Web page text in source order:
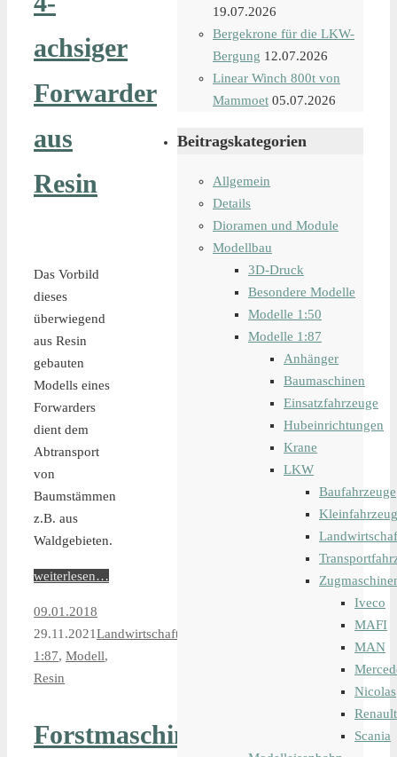
achsiger
Forwarder
aus
Resin
Das Vorbild
dieses
überwiegend
aus Resin
gebauten
Modells eines
Forwarders
dient dem
Abtransport
von
Baumstämmen
z.B. aus
Waldgebieten.
weiterlesen…
09.01.2018
29.11.2021Landwirtschaftliches
1:87, Modell,
Resin
Forstmaschinen-
19.07.2026
Bergekrone für die LKW-
Bergung 12.07.2026
Linear Winch 800t von
Mammoet 05.07.2026
Beitragskategorien
Allgemein
Details
Dioramen und Module
Modellbau
3D-Druck
Besondere Modelle
Modelle 1:50
Modelle 1:87
Anhänger
Baumaschinen
Einsatzfahrzeuge
Hubeinrichtungen
Krane
LKW
Baufahrzeuge
Iveco
MAFI
MAN
Nicolas
Renault
Scania